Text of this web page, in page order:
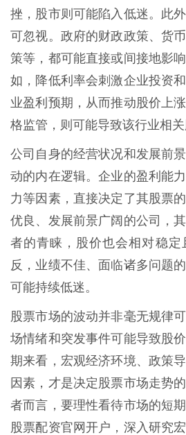
挫，股市则可能陷入低迷。此
可忽视。政府的财政政策、货
策等，都可能直接或间接地影
如，降低利率会刺激企业投资
业盈利预期，从而推动股价上
格监管，则可能导致该行业相关
公司自身的经营状况和发展前
动的内在逻辑。企业的盈利能
力等因素，直接决定了其股票
优良、发展前景广阔的公司，
者的青睐，股价也会相对稳定
反，业绩不佳、面临诸多问题
可能持续低迷。
股票市场的波动并非毫无规律
场情绪和突发事件可能导致股
期来看，宏观经济环境、政策
因素，才是决定股票市场走势
者而言，要理性看待市场的短
股票配资官网开户，深入研究